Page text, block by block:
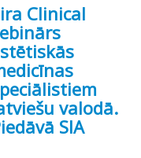
Clinical
valodā.
SIA